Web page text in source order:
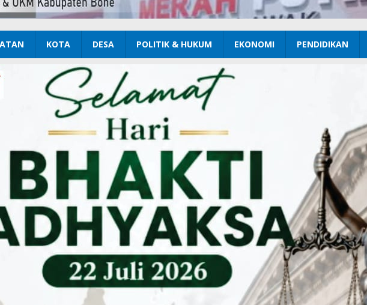
KOTA DESA POLITIK & HUKUM EKONOMI PENDIDIKAN